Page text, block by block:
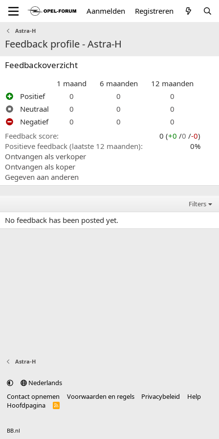
Aanmelden Registreren
Astra-H
Feedback profile - Astra-H
Feedbackoverzicht
1 maand 6 maanden
12 maanden
Positief
0 0
0
Neutraal
0 0
0
Negatief
0 0
0
Feedback score
0 (+0 /0 /-0)
Positieve feedback (laatste 12 maanden)
0%
Ontvangen als verkoper
Ontvangen als koper
Gegeven aan anderen
Filters
No feedback has been posted yet.
Astra-H
Nederlands
Contact opnemen
Voorwaarden en regels Privacybeleid
Help
Hoofdpagina
R
BB.nl